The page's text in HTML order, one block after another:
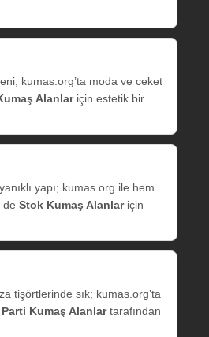
kumas.org’ta moda ve ceket
Alanlariçin estetik bir
yapı; kumas.org ile hem
Stok Kumaş Alanlariçin
tişörtlerinde sık; kumas.org’ta
Parti Kumaş Alanlartarafından